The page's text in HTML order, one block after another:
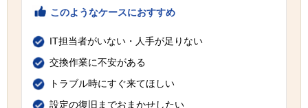
このようなケースにおすすめ
IT担当者がいない・人手が足りない
交換作業に不安がある
トラブル時にすぐ来てほしい
設定の復旧までおまかせしたい